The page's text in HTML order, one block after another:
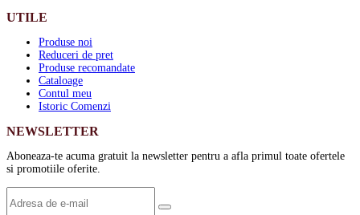
UTILE
Produse noi
Reduceri de pret
Produse recomandate
Cataloage
Contul meu
Istoric Comenzi
NEWSLETTER
Aboneaza-te acuma gratuit la newsletter pentru a afla primul toate ofertele
si promotiile oferite.